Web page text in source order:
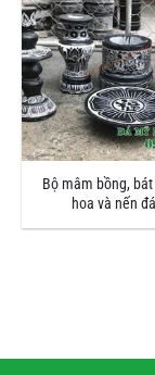
Bộ mâm bồng,
hoa và nến